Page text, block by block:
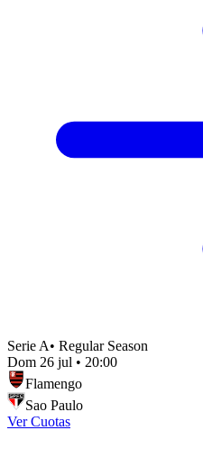
Serie A• Regular Season
Dom 26 jul • 20:00
Flamengo
Sao Paulo
Ver Cuotas